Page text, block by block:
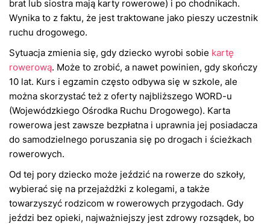
brat lub siostra mają karty rowerowe) i po chodnikach.
Wynika to z faktu, że jest traktowane jako pieszy uczestnik
ruchu drogowego.
Sytuacja zmienia się, gdy dziecko wyrobi sobie kartę
rowerową. Może to zrobić, a nawet powinien, gdy skończy
10 lat. Kurs i egzamin często odbywa się w szkole, ale
można skorzystać też z oferty najbliższego WORD-u
(Wojewódzkiego Ośrodka Ruchu Drogowego). Karta
rowerowa jest zawsze bezpłatna i uprawnia jej posiadacza
do samodzielnego poruszania się po drogach i ścieżkach
rowerowych.
Od tej pory dziecko może jeździć na rowerze do szkoły,
wybierać się na przejażdżki z kolegami, a także
towarzyszyć rodzicom w rowerowych przygodach. Gdy
jeździ bez opieki, najważniejszy jest zdrowy rozsądek, bo